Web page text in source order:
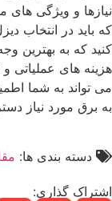
که باید در انتخاب
کنید که به بهترین
هزینه ‌های عملیاتی
می ‌تواند به شما
به برق مورد نیاز
دسته بندی ها:
اشتراک گذاری: